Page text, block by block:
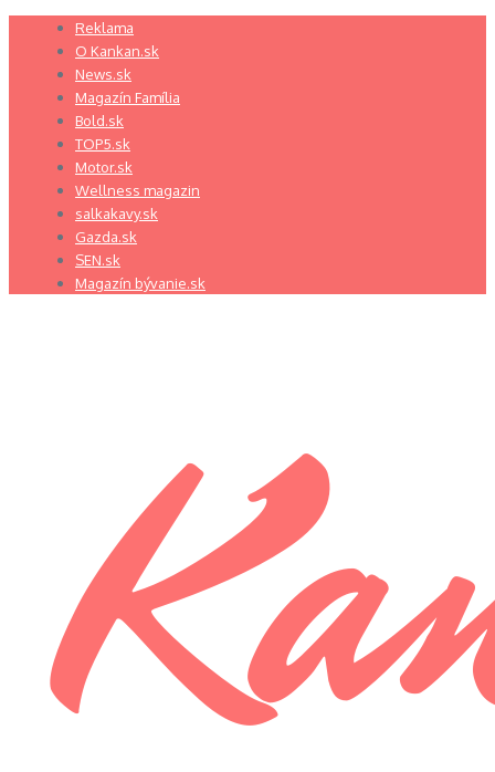
Preskočiť
Reklama
O Kankan.sk
News.sk
Magazín Família
Bold.sk
TOP5.sk
Motor.sk
Wellness magazin
salkakavy.sk
Gazda.sk
SEN.sk
Magazín bývanie.sk